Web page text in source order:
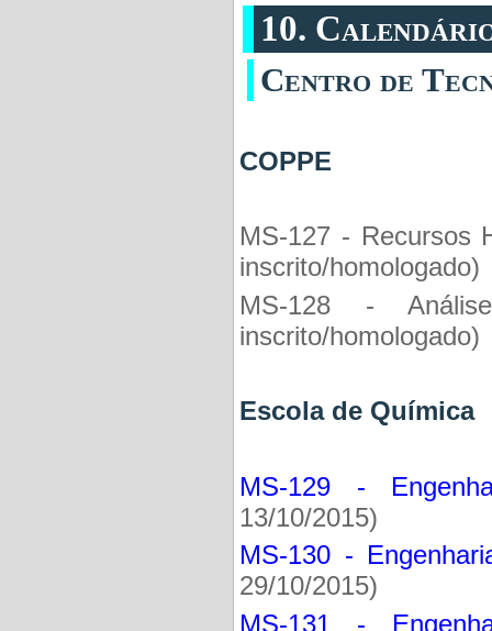
10.
Centro de
COPPE
MS-127 - Recursos
inscrito/homologado)
MS-128 -
inscrito/homologado)
Escola de
MS-129 -
13/10/2015)
MS-130 -
29/10/2015)
MS-131 -